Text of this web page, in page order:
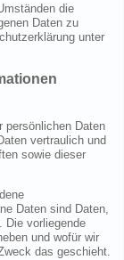
die
Daten zu
unter
persönlichen Daten
vertraulich und
sowie dieser
Daten sind Daten,
Die vorliegende
und wofür wir
das geschieht.